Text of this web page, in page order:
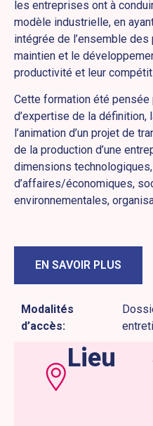
les entreprises ont à
modèle industrielle, en
intégrée de l’ensemble
maintien et le
productivité et leur
Cette formation été
d’expertise de la
l’animation d’un projet de
de la production d’une
dimensions
d’affaires/économiques,
environnementales,
EN SAVOIR PLUS
Modalités
d’accès:
Lieu